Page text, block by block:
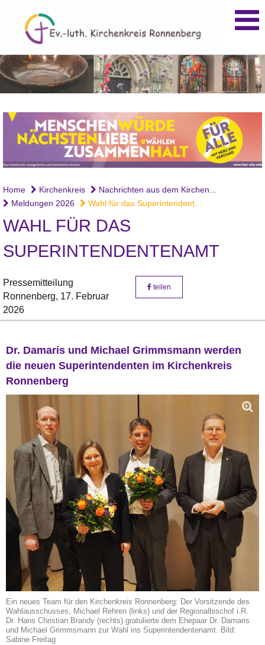
Home Kirchenkreis
Nachrichten aus dem Kirchen...
Meldungen 2026
Wahl für das Superintendent...
WAHL FÜR DAS
SUPERINTENDENTENAMT
Pressemitteilung
Ronnenberg, 17. Februar
2026
teilen
Dr. Damaris und Michael Grimmsmann werden
die neuen Superintendenten im Kirchenkreis
Ronnenberg
Ein neues Team für den Kirchenkreis Ronnenberg: Der Vorsitzende des
Wahlausschusses, Michael Rehren (links) und der Regionalbischof i.R.
Dr. Hans Christian Brandy (rechts) gratulierte dem Ehepaar Dr. Damaris
und Michael Grimmsmann zur Wahl ins Superintendentenamt. Bild:
Sabine Freitag